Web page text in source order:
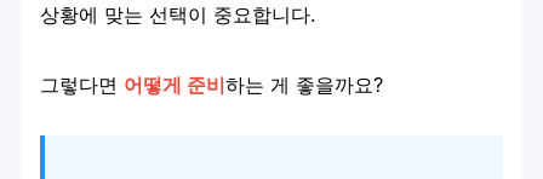
상황에 맞는 선택이 중요합니다.
그렇다면 어떻게 준비하는 게 좋을까요?